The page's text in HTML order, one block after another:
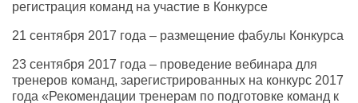
регистрация команд на участие в Конкурсе
21 сентября 2017 года – размещение фабулы Конкурса
23 сентября 2017 года – проведение вебинара для
тренеров команд, зарегистрированных на конкурс 2017
года «Рекомендации тренерам по подготовке команд к